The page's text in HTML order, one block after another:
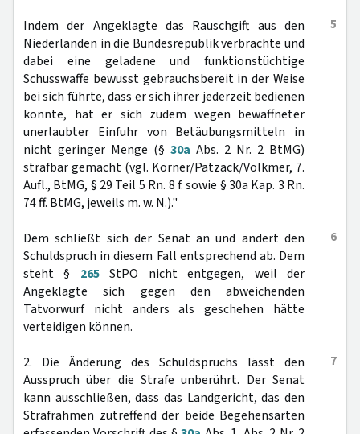
5
Indem der Angeklagte das Rauschgift aus den
Niederlanden in die Bundesrepublik verbrachte und
dabei eine geladene und funktionstüchtige
Schusswaffe bewusst gebrauchsbereit in der Weise
bei sich führte, dass er sich ihrer jederzeit bedienen
konnte, hat er sich zudem wegen bewaffneter
unerlaubter Einfuhr von Betäubungsmitteln in
nicht geringer Menge (§ 30a Abs. 2 Nr. 2 BtMG)
strafbar gemacht (vgl. Körner/Patzack/Volkmer, 7.
Aufl., BtMG, § 29 Teil 5 Rn. 8 f. sowie § 30a Kap. 3 Rn.
74 ff. BtMG, jeweils m. w. N.)."
6
Dem schließt sich der Senat an und ändert den
Schuldspruch in diesem Fall entsprechend ab. Dem
steht § 265StPO nicht entgegen, weil der
Angeklagte sich gegen den abweichenden
Tatvorwurf nicht anders als geschehen hätte
verteidigen können.
7
2. Die Änderung des Schuldspruchs lässt den
Ausspruch über die Strafe unberührt. Der Senat
kann ausschließen, dass das Landgericht, das den
Strafrahmen zutreffend der beide Begehensarten